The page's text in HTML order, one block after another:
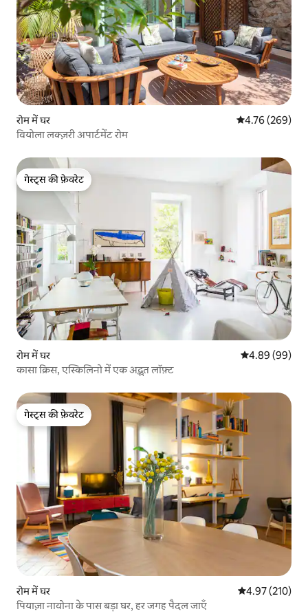
रोम में घर औसत रेटिंग 5 में से
4.76 (269)
वियोला लक्ज़री अपार्टमेंट रोम
गेस्ट्स की फ़ेवरेट
गेस्ट्स की फ़ेवरेट
रोम में घर औसत रेटिंग 5 में
4.89 (99)
कासा क्रिस, एस्किलिनो में एक अद्भुत लॉफ़्ट
गेस्ट्स की फ़ेवरेट
गेस्ट्स की फ़ेवरेट
रोम में घर औसत रेटिंग 5 में से
4.97 (210)
पियाज़ा नावोना के पास बड़ा घर, हर जगह पैदल जाएँ